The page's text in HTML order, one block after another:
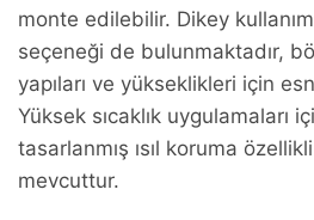
monte edilebilir. Dikey
seçeneği de bulunmaktadır,
yapıları ve yükseklikleri için
Yüksek sıcaklık uygulamaları
tasarlanmış ısıl koruma
mevcuttur.